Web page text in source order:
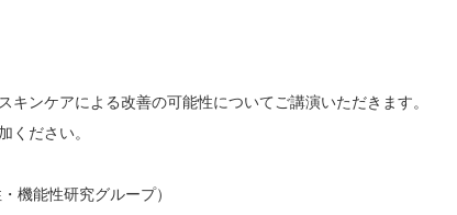
ンケアによる改善の可能性についてご講演いただきます。
ください。
機能性研究グループ）